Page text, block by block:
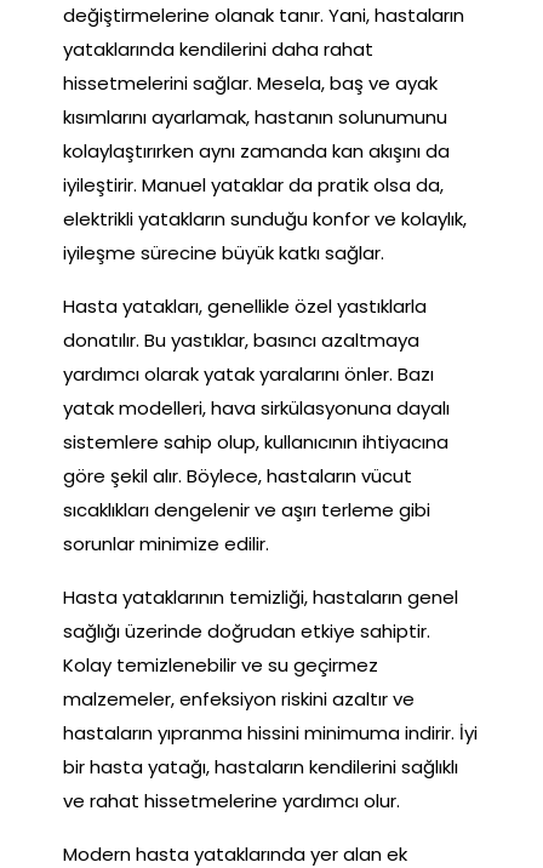
değiştirmelerine olanak tanır. Yani, hastaların
yataklarında kendilerini daha rahat
hissetmelerini sağlar. Mesela, baş ve ayak
kısımlarını ayarlamak, hastanın solunumunu
kolaylaştırırken aynı zamanda kan akışını da
iyileştirir. Manuel yataklar da pratik olsa da,
elektrikli yatakların sunduğu konfor ve kolaylık,
iyileşme sürecine büyük katkı sağlar.
Hasta yatakları, genellikle özel yastıklarla
donatılır. Bu yastıklar, basıncı azaltmaya
yardımcı olarak yatak yaralarını önler. Bazı
yatak modelleri, hava sirkülasyonuna dayalı
sistemlere sahip olup, kullanıcının ihtiyacına
göre şekil alır. Böylece, hastaların vücut
sıcaklıkları dengelenir ve aşırı terleme gibi
sorunlar minimize edilir.
Hasta yataklarının temizliği, hastaların genel
sağlığı üzerinde doğrudan etkiye sahiptir.
Kolay temizlenebilir ve su geçirmez
malzemeler, enfeksiyon riskini azaltır ve
hastaların yıpranma hissini minimuma indirir. İyi
bir hasta yatağı, hastaların kendilerini sağlıklı
ve rahat hissetmelerine yardımcı olur.
Modern hasta yataklarında yer alan ek